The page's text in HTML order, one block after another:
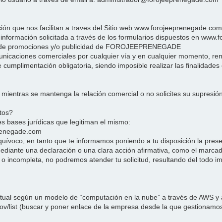
que nos facilitan a traves del Sitio web
solicitada a través de los formularios dispuestos en
promociones y/o publicidad de FOROJEEPRENEGADE
comerciales por cualquier vía y en cualquier momento,
obligatoria, siendo imposible realizar las
se mantenga la relación comercial o no solicites su
bases jurídicas que legitiman el mismo:
en tanto que te informamos poniendo a tu disposición la
una declaración o una clara acción afirmativa, como el
incompleta, no podremos atender tu solicitud, resultando del todo
según un modelo de “computación en la nube” a través de AWS
list (buscar y poner enlace de la empresa desde la que